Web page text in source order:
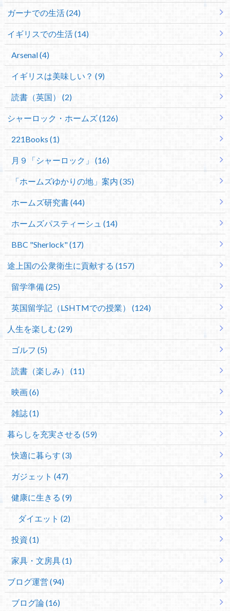
ガーナでの生活 (24)
イギリスでの生活 (14)
Arsenal (4)
イギリスは美味しい？ (9)
読書（英国） (2)
シャーロック・ホームズ (126)
221Books (1)
月９「シャーロック」 (16)
「ホームズゆかりの地」案内 (35)
ホームズ研究書 (44)
ホームズパスティーシュ (14)
BBC "Sherlock" (17)
途上国の公衆衛生に貢献する (157)
留学準備 (25)
英国留学記（LSHTMでの授業） (124)
人生を楽しむ (29)
ゴルフ (5)
読書（楽しみ） (11)
映画 (6)
雑誌 (1)
暮らしを充実させる (59)
快適に暮らす (3)
ガジェット (47)
健康に生きる (9)
ダイエット (2)
投資 (1)
家具・文房具 (1)
ブログ運営 (94)
ブログ論 (16)